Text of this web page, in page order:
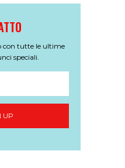
con tutte le ultime
speciali.
UP